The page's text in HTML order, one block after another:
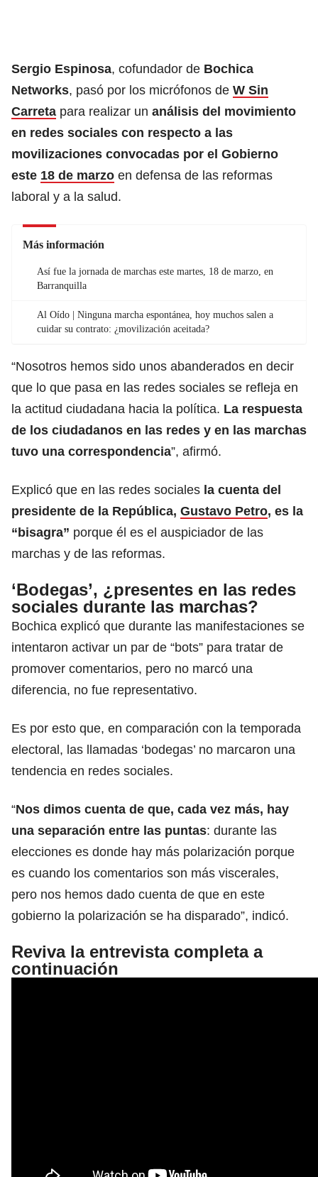
Sergio Espinosa, cofundador de Bochica
Networks, pasó por los micrófonos de W Sin
Carreta para realizar un análisis del movimiento
en redes sociales con respecto a las
movilizaciones convocadas por el Gobierno
este 18 de marzo en defensa de las reformas
laboral y a la salud.
Más información
Así fue la jornada de marchas este martes, 18 de marzo, en
Barranquilla
Al Oído | Ninguna marcha espontánea, hoy muchos salen a
cuidar su contrato: ¿movilización aceitada?
“Nosotros hemos sido unos abanderados en decir
que lo que pasa en las redes sociales se refleja en
la actitud ciudadana hacia la política. La respuesta
de los ciudadanos en las redes y en las marchas
tuvo una correspondencia”, afirmó.
Explicó que en las redes sociales la cuenta del
presidente de la República, Gustavo Petro, es la
“bisagra” porque él es el auspiciador de las
marchas y de las reformas.
‘Bodegas’, ¿presentes en las redes
sociales durante las marchas?
Bochica explicó que durante las manifestaciones se
intentaron activar un par de “bots” para tratar de
promover comentarios, pero no marcó una
diferencia, no fue representativo.
Es por esto que, en comparación con la temporada
electoral, las llamadas ‘bodegas’ no marcaron una
tendencia en redes sociales.
“Nos dimos cuenta de que, cada vez más, hay
una separación entre las puntas: durante las
elecciones es donde hay más polarización porque
es cuando los comentarios son más viscerales,
pero nos hemos dado cuenta de que en este
gobierno la polarización se ha disparado”, indicó.
Reviva la entrevista completa a
continuación